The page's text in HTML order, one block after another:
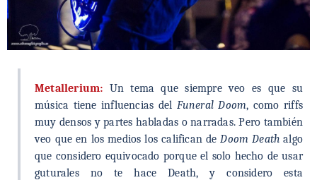
Metallerium: Un tema que siempre veo es que su
música tiene influencias del Funeral Doom, como riffs
muy densos y partes habladas o narradas. Pero también
veo que en los medios los califican de Doom Death algo
que considero equivocado porque el solo hecho de usar
guturales no te hace Death, y considero esta